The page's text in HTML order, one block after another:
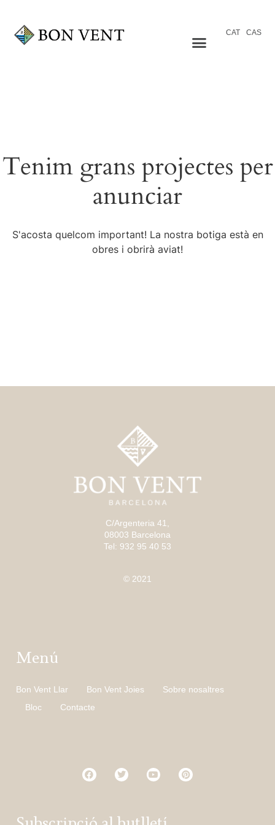
CAT CAS
Tenim grans projectes per
anunciar
S'acosta quelcom important! La nostra botiga està en
obres i obrirà aviat!
C/Argenteria 41,
08003 Barcelona
Tel: 932 95 40 53
© 2021
Menú
Bon Vent Llar Bon Vent Joies
Sobre nosaltres
Bloc
Contacte